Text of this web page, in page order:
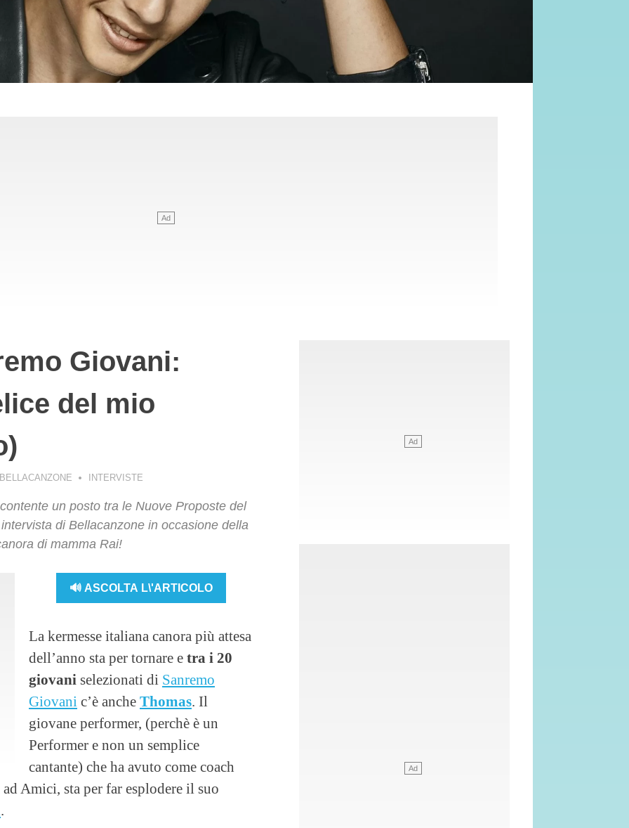
Giovani:
del mio
INTERVISTE
un posto tra le Nuove Proposte del
di Bellacanzone in occasione della
di mamma Rai!
🔊 ASCOLTA L\'ARTICOLO
La kermesse italiana canora più attesa
dell’anno sta per tornare e tra i 20
giovani selezionati di Sanremo
Giovani c’è anche Thomas. Il
giovane performer, (perchè è un
Performer e non un semplice
cantante) che ha avuto come coach
Amici, sta per far esplodere il suo
.